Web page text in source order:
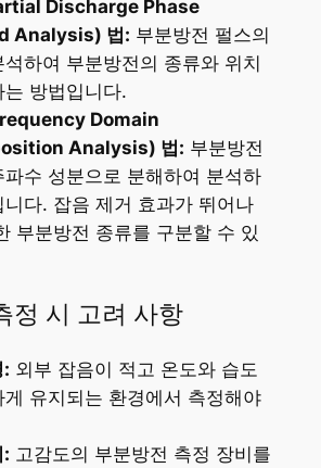
Discharge Phase
Analysis) 법: 부분방전 펄스의
석하여 부분방전의 종류와 위치
는 방법입니다.
Domain
Analysis) 법: 부분방전
파수 성분으로 분해하여 분석하
니다. 잡음 제거 효과가 뛰어나
부분방전 종류를 구분할 수 있
정 시 고려 사항
: 외부 잡음이 적고 온도와 습도
게 유지되는 환경에서 측정해야
: 고감도의 부분방전 측정 장비를